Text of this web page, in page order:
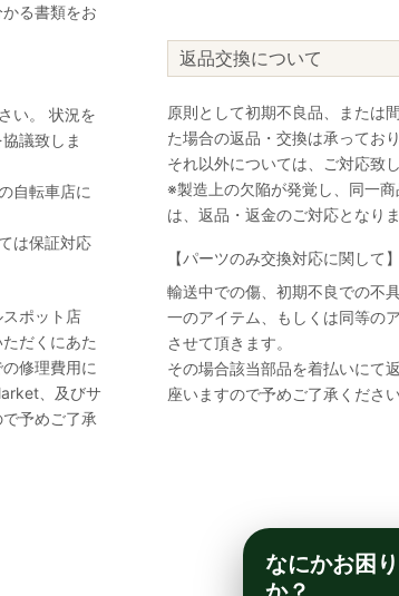
る書類をお
い。 状況を
議致しま
自転車店に
は保証対応
ポット店
だくにあた
修理費用に
、及びサ
予めご了承
返品交換について
原則として初期不良品、または
た場合の返品・交換は承っており
それ以外については、ご対応致し
※製造上の欠陥が発覚し、同一
は、返品・返金のご対応となりま
【パーツのみ交換対応に関して】
輸送中での傷、初期不良での不
一のアイテム、もしくは同等の
させて頂きます。
その場合該当部品を着払いにて
座いますので予めご了承ください
なにかお困